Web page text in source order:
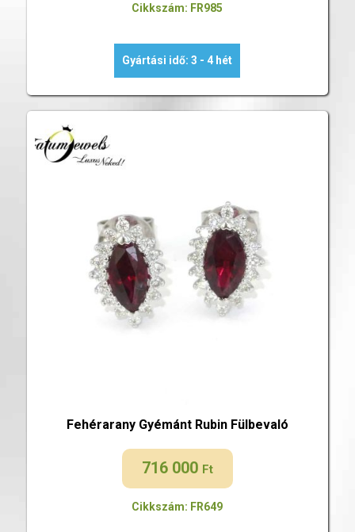
Cikkszám: FR985
Gyártási idő: 3 - 4 hét
Fehérarany Gyémánt Rubin Fülbevaló
716 000 Ft
Cikkszám: FR649